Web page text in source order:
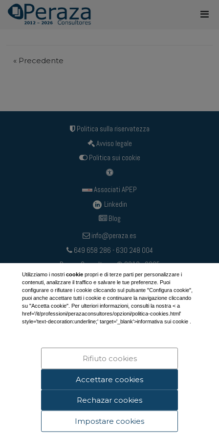
« Precedente
Politica sulla riservatezza
Avviso legale
Politica sui cookie
Associati APEP
Linkedin
Blog
info@peraza.es
649 658 286 - 630 248 004
Peraza Consultores © 2012 - 2025
Utilizziamo i nostri cookiepropri e di terze parti per personalizzare i
contenuti, analizzare il traffico e salvare le tue preferenze. Puoi
configurare o rifiutare i cookie cliccando sul pulsante "Configura cookie",
puoi anche accettare tutti i cookie e continuare la navigazione cliccando
su "Accetta cookie". Per ulteriori informazioni, consulti la nostra < a
href='/it/professioni/perazaconsultores/opzioni/politica-cookies.html'
style='text-decoration:underline;' target='_blank'>informativa sui cookie .
Accettare cookies
Impostare cookies
Rifiuto cookies
Rechazar cookies